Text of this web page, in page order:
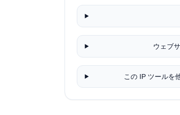
ウェブ
この IP ツールを